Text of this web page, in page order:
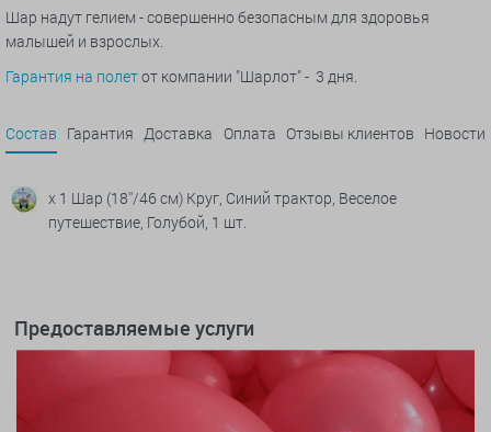
Шар надут гелием - совершенно безопасным для здоровья
малышей и взрослых.
Гарантия на полетот компании "Шарлот" - 3 дня.
Состав Гарантия Доставка Оплата Отзывы клиентов Новости
x 1 Шар (18''/46 см) Круг, Синий трактор, Веселое
путешествие, Голубой, 1 шт.
Предоставляемые услуги